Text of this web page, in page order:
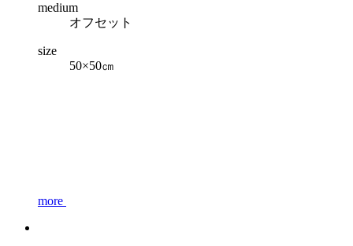
medium
オフセット
size
50×50㎝
more